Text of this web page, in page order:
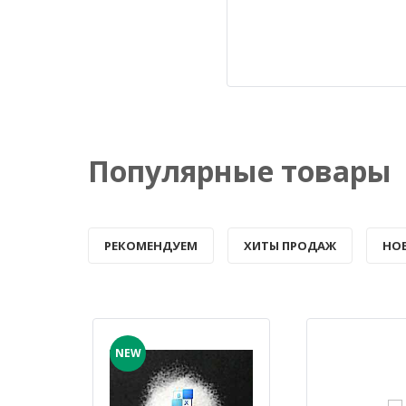
Популярные товары
РЕКОМЕНДУЕМ ХИТЫ ПРОДАЖ
NEW